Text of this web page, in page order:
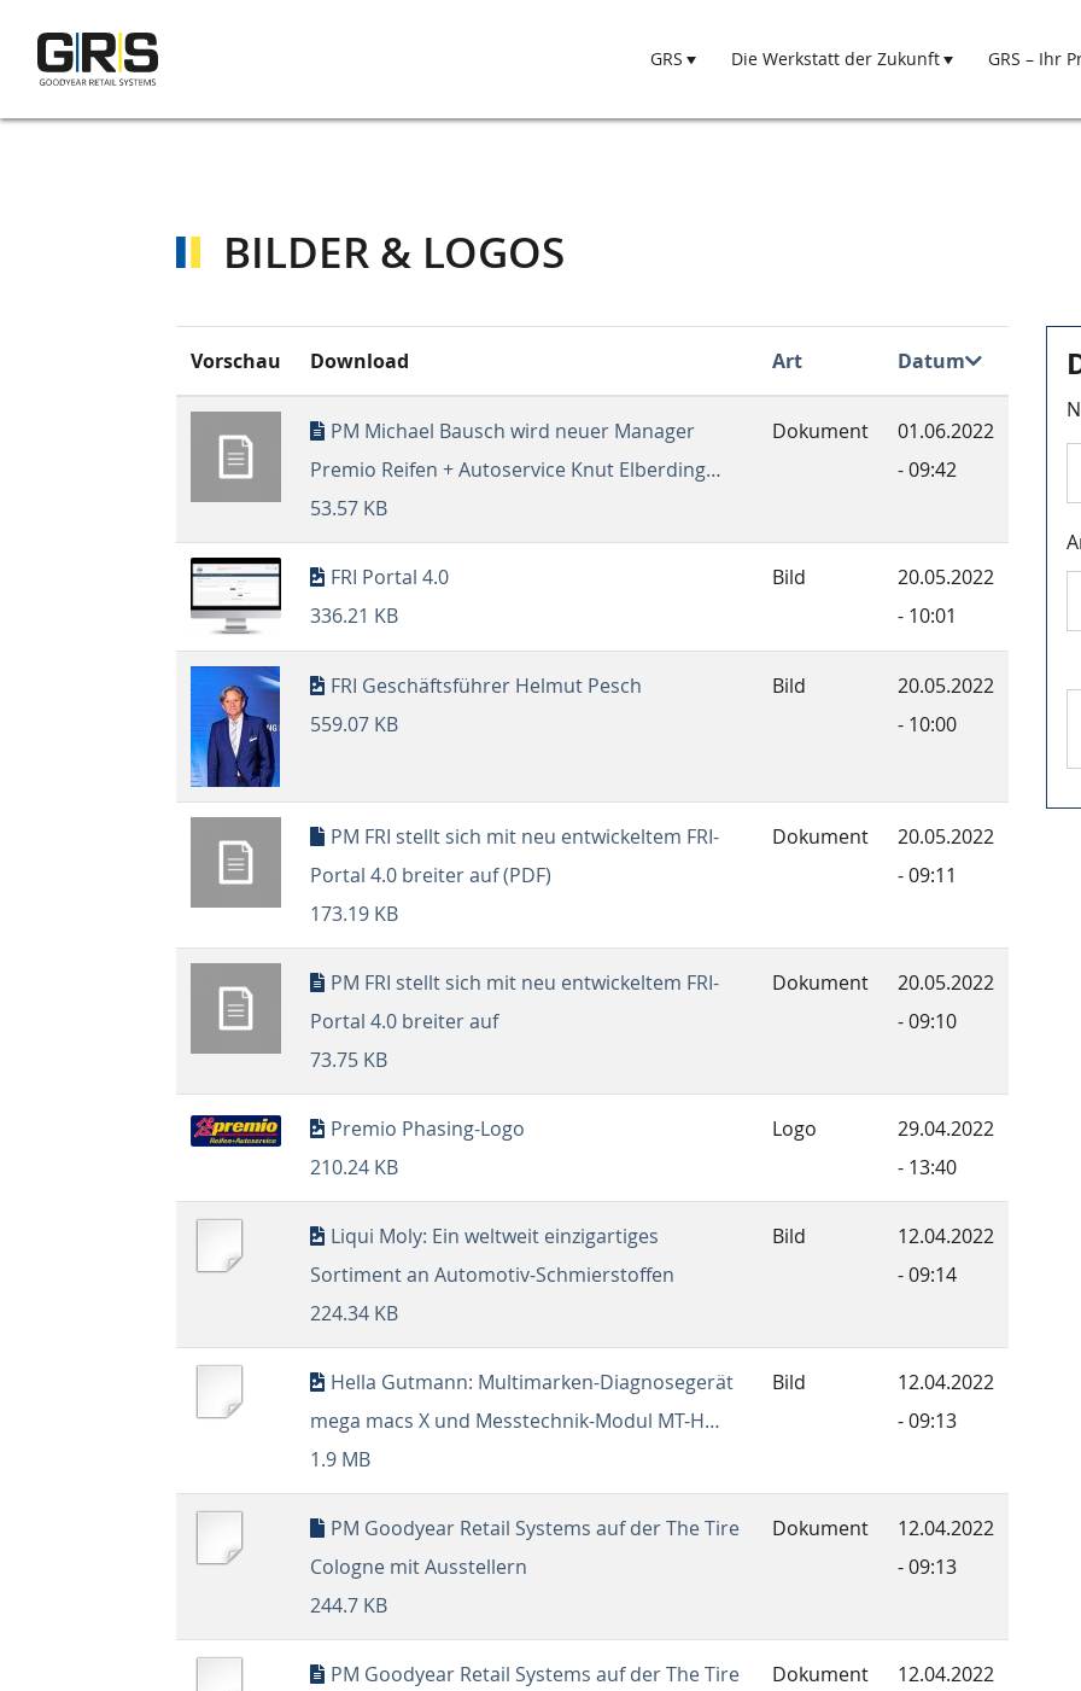
Direkt
Hauptnavigation
GRS Die Werkstatt der Zukunft GRS – Ihr
BILDER & LOGOS
Vorschau Download Art Datum
PM Michael Bausch wird neuer Manager
Premio Reifen + Autoservice Knut Elberding…
53.57 KB
Dokument
01.06.2022
- 09:42
FRI Portal 4.0
336.21 KB
Bild
20.05.2022
- 10:01
FRI Geschäftsführer Helmut Pesch
559.07 KB
Bild
20.05.2022
- 10:00
PM FRI stellt sich mit neu entwickeltem FRI-
Portal 4.0 breiter auf (PDF)
173.19 KB
Dokument
20.05.2022
- 09:11
PM FRI stellt sich mit neu entwickeltem FRI-
Portal 4.0 breiter auf
73.75 KB
Dokument
20.05.2022
- 09:10
Premio Phasing-Logo
210.24 KB
Logo
29.04.2022
- 13:40
Liqui Moly: Ein weltweit einzigartiges
Sortiment an Automotiv-Schmierstoffen
224.34 KB
Bild
12.04.2022
- 09:14
Hella Gutmann: Multimarken-Diagnosegerät
mega macs X und Messtechnik-Modul MT-H…
1.9 MB
Bild
12.04.2022
- 09:13
PM Goodyear Retail Systems auf der The Tire
Cologne mit Ausstellern
244.7 KB
Dokument
12.04.2022
- 09:13
PM Goodyear Retail Systems auf der The Tire
Dokument
12.04.2022